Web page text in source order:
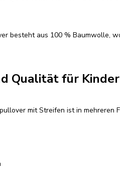
besteht aus 100 % Baumwolle,
Qualität für Kinder
mit Streifen ist in mehreren